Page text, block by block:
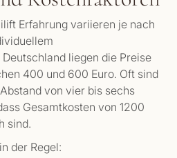
Erfahrung variieren je nach
liegen die Preise
400 und 600 Euro. Oft sind
von vier bis sechs
Gesamtkosten von 1200
sind.
der Regel: